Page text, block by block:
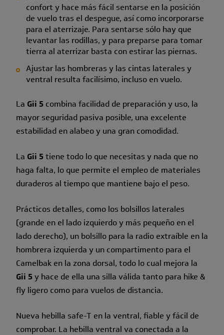
confort y hace más fácil sentarse en la posición
de vuelo tras el despegue, así como incorporarse
para el aterrizaje. Para sentarse sólo hay que
levantar las rodillas, y para preparse para tomar
tierra al aterrizar basta con estirar las piernas.
Ajustar las hombreras y las cintas laterales y
ventral resulta facilísimo, incluso en vuelo.
La Gii 5 combina facilidad de preparación y uso, la
mayor seguridad pasiva posible, una excelente
estabilidad en alabeo y una gran comodidad.
La Gii 5tiene todo lo que necesitas y nada que no
haga falta, lo que permite el empleo de materiales
duraderos al tiempo que mantiene bajo el peso.
Prácticos detalles, como los bolsillos laterales
(grande en el lado izquierdo y más pequeño en el
lado derecho), un bolsillo para la radio extraíble en la
hombrera izquierda y un compartimento para el
Camelbak en la zona dorsal, todo lo cual mejora la
Gii 5y hace de ella una silla válida tanto para hike &
fly ligero como para vuelos de distancia.
Nueva hebilla safe-T en la ventral, fiable y fácil de
comprobar. La hebilla ventral va conectada a la